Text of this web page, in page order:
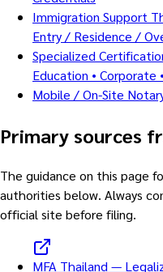
Immigration Support
Entry / Residence /
Specialized
Education • Corporate
Mobile / On-Site
Primary sources
The guidance on this page
authorities below. Always
official site before filing.
MFA Thailand —